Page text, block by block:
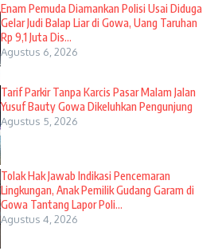
Enam Pemuda Diamankan Polisi Usai Diduga
Gelar Judi Balap Liar di Gowa, Uang Taruhan
Rp 9,1 Juta Dis...
Agustus 6, 2026
Tarif Parkir Tanpa Karcis Pasar Malam Jalan
Yusuf Bauty Gowa Dikeluhkan Pengunjung
Agustus 5, 2026
Tolak Hak Jawab Indikasi Pencemaran
Lingkungan, Anak Pemilik Gudang Garam di
Gowa Tantang Lapor Poli...
Agustus 4, 2026